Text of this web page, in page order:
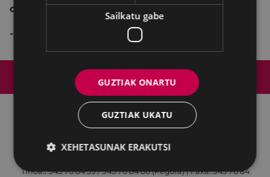
ostiraletan, 17:30etik 19:30era
-www.kutxabank.es
Irisgarritasuna
Lege-oharra
Cookien politika
Tfnoa.:943 70 84 39 / 943 70 84 00 (Pegora)| Faxa: 943 70 84
Sailkatu gabe
GUZTIAK ONARTU
GUZTIAK UKATU
XEHETASUNAK ERAKUTSI